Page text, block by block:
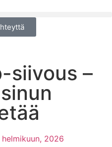
siivous –
2026